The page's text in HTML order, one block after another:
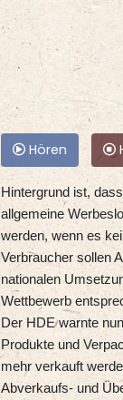
Hören
Hintergrund ist,
allgemeine
werden, wenn es
Verbraucher sollen
nationalen
Wettbewerb
Der HDE warnte
Produkte und
mehr verkauft
Abverkaufs- und